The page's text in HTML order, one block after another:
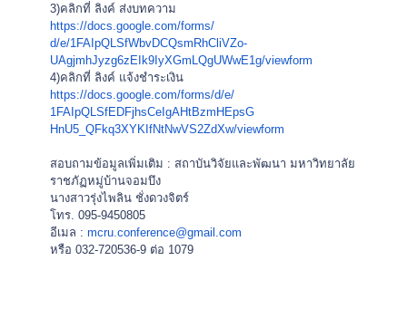
3)คลิกที่ ลิงค์ ส่งบทความ
https://docs.google.com/forms/
d/e/1FAIpQLSfWbvDCQsmRhCliVZo-
UAgjmhJyzg6zEIk9IyXGmLQgUWwE1g/viewform
4)คลิกที่ ลิงค์ แจ้งชำระเงิน
https://docs.google.com/forms/d/e/
1FAIpQLSfEDFjhsCeIgAHtBzmHEpsG
HnU5_QFkq3XYKIfNtNwVS2ZdXw/viewform
สอบถามข้อมูลเพิ่มเติม : สถาบันวิจัยและพัฒนา มหาวิทยาลัย
ราชภัฏหมู่บ้านจอมบึง
นางสาวรุ่งไพลิน ชั่งดวงจิตร์
โทร. 095-9450805
อีเมล : mcru.conference@gmail.com
หรือ 032-720536-9 ต่อ 1079